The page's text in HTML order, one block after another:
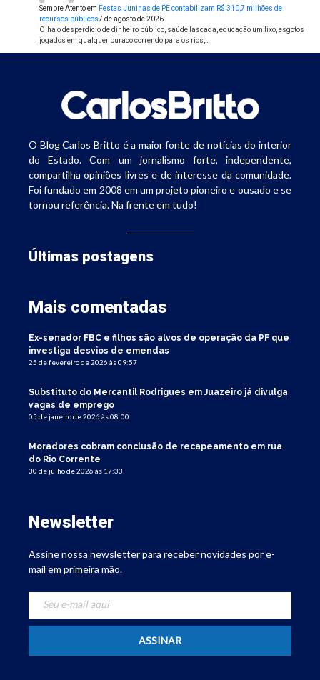
Sempre Atentoem Festas Juninas de PE contabilizam R$ 310,7 milhões de
recursos públicos7 de agosto de 2026
Olha o desperdício de dinheiro público, saúde lascada, educação um lixo, esgotos
jogados em qualquer buraco correndo para os rios,…
O Blog Carlos Britto é a maior fonte de notícias do interior
do Estado. Com um jornalismo forte, independente,
compartilha opiniões livres e de interesse da comunidade.
Foi fundado em 2008 em um projeto pioneiro e ousado e se
tornou referência. Na frente em tudo!
Últimas postagens
Mais comentadas
Ex-senador FBC e filhos são alvos de operação da PF que
investiga desvios de emendas
25 de fevereiro de 2026 às 09:57
Substituto do Mercantil Rodrigues em Juazeiro já divulga
vagas de emprego
05 de janeiro de 2026 às 08:00
Moradores cobram conclusão de recapeamento em rua
do Rio Corrente
30 de julho de 2026 às 17:33
Newsletter
Assine nossa newsletter para receber novidades por e-
mail em primeira mão.